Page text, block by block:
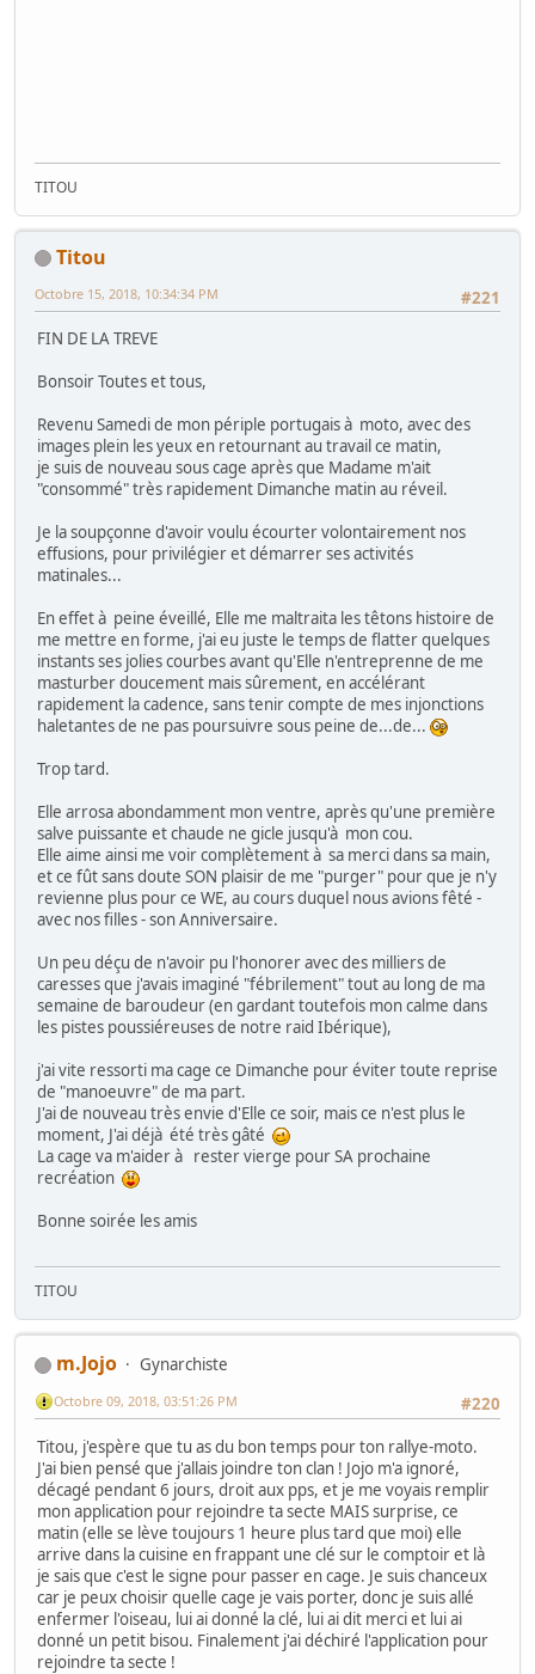
TITOU
Titou
#221
Octobre 15, 2018, 10:34:34 PM
FIN DE LA TREVE
Bonsoir Toutes et tous,
Revenu Samedi de mon périple portugais à moto, avec des
images plein les yeux en retournant au travail ce matin,
je suis de nouveau sous cage après que Madame m'ait
"consommé" très rapidement Dimanche matin au réveil.
Je la soupçonne d'avoir voulu écourter volontairement nos
effusions, pour privilégier et démarrer ses activités
matinales...
En effet à peine éveillé, Elle me maltraita les têtons histoire de
me mettre en forme, j'ai eu juste le temps de flatter quelques
instants ses jolies courbes avant qu'Elle n'entreprenne de me
masturber doucement mais sûrement, en accélérant
rapidement la cadence, sans tenir compte de mes injonctions
haletantes de ne pas poursuivre sous peine de...de...
Trop tard.
Elle arrosa abondamment mon ventre, après qu'une première
salve puissante et chaude ne gicle jusqu'à mon cou.
Elle aime ainsi me voir complètement à sa merci dans sa main,
et ce fût sans doute SON plaisir de me "purger" pour que je n'y
revienne plus pour ce WE, au cours duquel nous avions fêté -
avec nos filles - son Anniversaire.
Un peu déçu de n'avoir pu l'honorer avec des milliers de
caresses que j'avais imaginé "fébrilement" tout au long de ma
semaine de baroudeur (en gardant toutefois mon calme dans
les pistes poussiéreuses de notre raid Ibérique),
j'ai vite ressorti ma cage ce Dimanche pour éviter toute reprise
de "manoeuvre" de ma part.
J'ai de nouveau très envie d'Elle ce soir, mais ce n'est plus le
moment, J'ai déjà été très gâté
La cage va m'aider à rester vierge pour SA prochaine
recréation
Bonne soirée les amis
TITOU
m.Jojo
Gynarchiste
#220
Octobre 09, 2018, 03:51:26 PM
Titou, j'espère que tu as du bon temps pour ton rallye-moto.
J'ai bien pensé que j'allais joindre ton clan ! Jojo m'a ignoré,
décagé pendant 6 jours, droit aux pps, et je me voyais remplir
mon application pour rejoindre ta secte MAIS surprise, ce
matin (elle se lève toujours 1 heure plus tard que moi) elle
arrive dans la cuisine en frappant une clé sur le comptoir et là
je sais que c'est le signe pour passer en cage. Je suis chanceux
car je peux choisir quelle cage je vais porter, donc je suis allé
enfermer l'oiseau, lui ai donné la clé, lui ai dit merci et lui ai
donné un petit bisou. Finalement j'ai déchiré l'application pour
rejoindre ta secte !